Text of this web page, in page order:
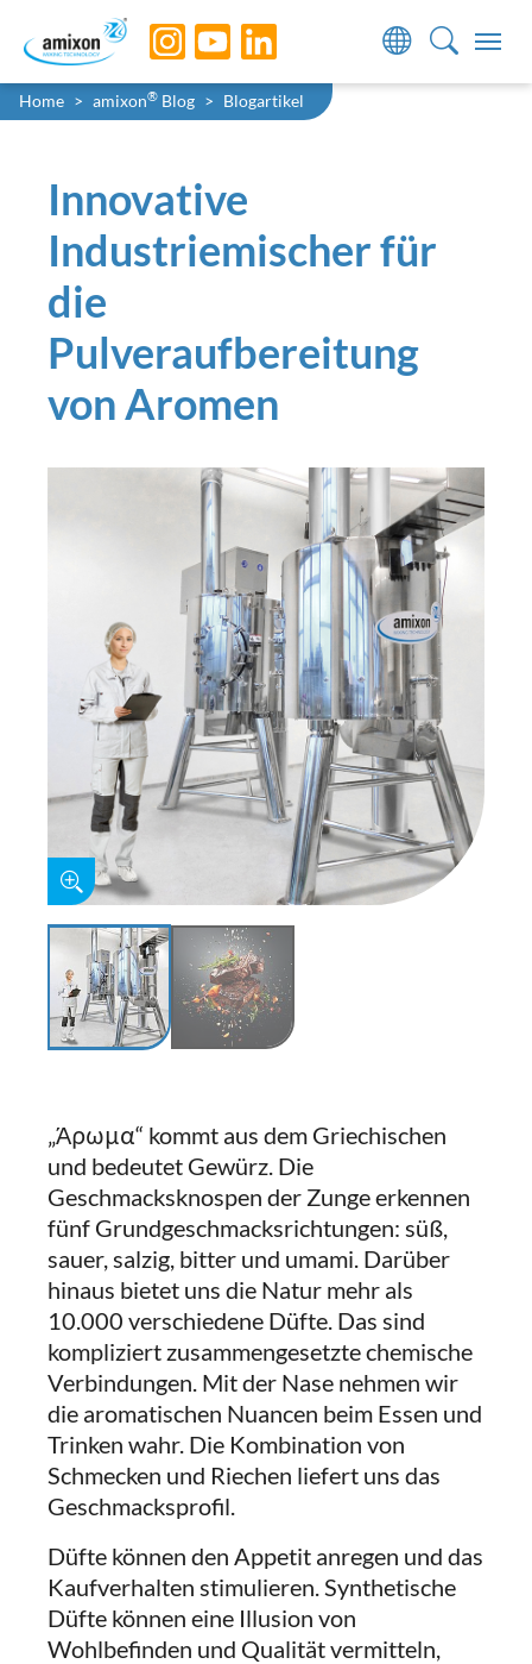
Skip to main navigation
Skip to main content
Skip to page footer
Sie sind hier:
Home amixon® Blog Blogartikel
Innovative
Industriemischer für
die
Pulveraufbereitung
von Aromen
„Άρωμα“ kommt aus dem Griechischen
und bedeutet Gewürz. Die
Geschmacksknospen der Zunge erkennen
fünf Grundgeschmacksrichtungen: süß,
sauer, salzig, bitter und umami. Darüber
hinaus bietet uns die Natur mehr als
10.000 verschiedene Düfte. Das sind
kompliziert zusammengesetzte chemische
Verbindungen. Mit der Nase nehmen wir
die aromatischen Nuancen beim Essen und
Trinken wahr. Die Kombination von
Schmecken und Riechen liefert uns das
Geschmacksprofil.
Düfte können den Appetit anregen und das
Kaufverhalten stimulieren. Synthetische
Düfte können eine Illusion von
Wohlbefinden und Qualität vermitteln,